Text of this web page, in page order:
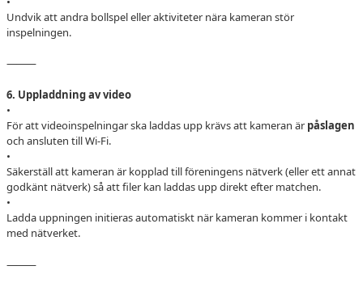
Undvik att andra bollspel eller aktiviteter nära kameran stör
inspelningen.
⸻
6. Uppladdning av video
•
För att videoinspelningar ska laddas upp krävs att kameran är påslagen
och ansluten till Wi-Fi.
•
Säkerställ att kameran är kopplad till föreningens nätverk (eller ett annat
godkänt nätverk) så att filer kan laddas upp direkt efter matchen.
•
Ladda uppningen initieras automatiskt när kameran kommer i kontakt
med nätverket.
⸻